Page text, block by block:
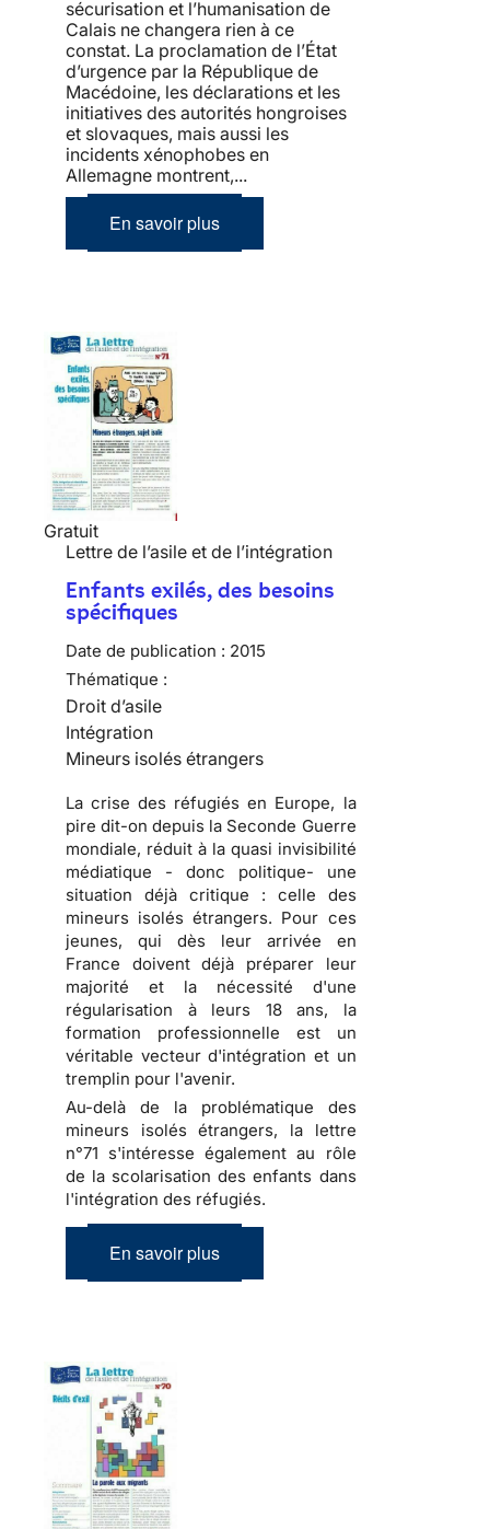
sécurisation et l’humanisation de
Calais ne changera rien à ce
constat. La proclamation de l’État
d’urgence par la République de
Macédoine, les déclarations et les
initiatives des autorités hongroises
et slovaques, mais aussi les
incidents xénophobes en
Allemagne montrent,...
En savoir plus
Gratuit
Lettre de l’asile et de l’intégration
Enfants exilés, des besoins
spécifiques
Date de publication : 2015
Thématique :
Droit d’asile
Intégration
Mineurs isolés étrangers
La crise des réfugiés en Europe, la
pire dit-on depuis la Seconde Guerre
mondiale, réduit à la quasi invisibilité
médiatique - donc politique- une
situation déjà critique : celle des
mineurs isolés étrangers. Pour ces
jeunes, qui dès leur arrivée en
France doivent déjà préparer leur
majorité et la nécessité d'une
régularisation à leurs 18 ans, la
formation professionnelle est un
véritable vecteur d'intégration et un
tremplin pour l'avenir.
Au-delà de la problématique des
mineurs isolés étrangers, la lettre
n°71 s'intéresse également au rôle
de la scolarisation des enfants dans
l'intégration des réfugiés.
En savoir plus